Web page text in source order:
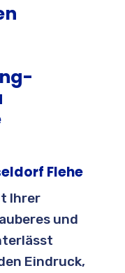
Flehe
Ihrer
und
Eindruck,